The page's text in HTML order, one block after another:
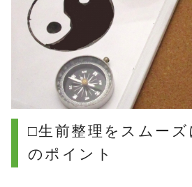
□生前整理をスムー
のポイント